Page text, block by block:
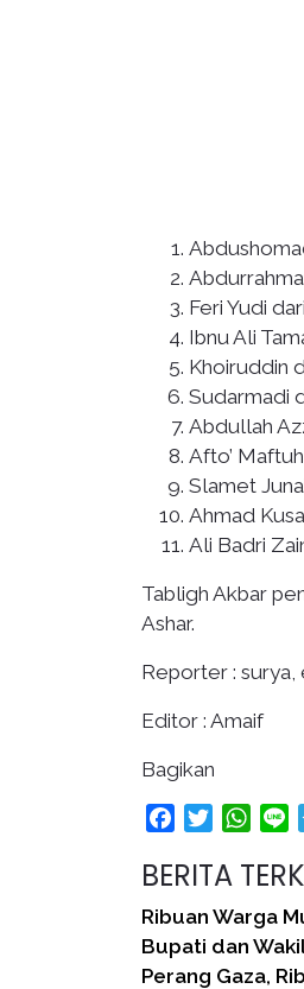
Feri Yudi
Ibnu Ali
Khoiruddin
Sudarmadi
Abdullah
Afto’
Slamet
Ahmad
Ali Badri
Tabligh Akbar
Ashar.
Reporter : surya,
Editor : Amaif
Bagikan
FacebookTwitter
BERITA
Ribuan Warga
Bupati dan
Perang Gaza,